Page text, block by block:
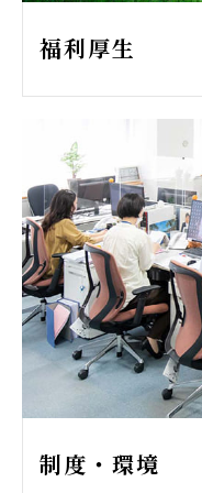
福利厚生
制度・環境